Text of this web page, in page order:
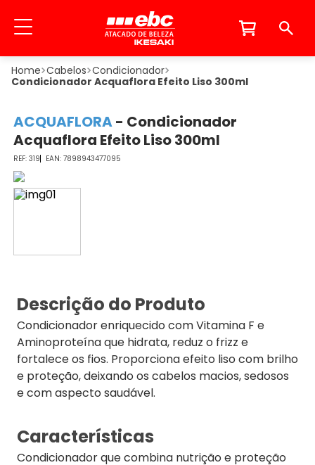
Cabelos Condicionador
Condicionador Acquaflora Efeito Liso 300ml
ACQUAFLORA- Condicionador
Acquaflora Efeito Liso 300ml
319 7898943477095
Descrição do Produto
Condicionador enriquecido com Vitamina F e
Aminoproteína que hidrata, reduz o frizz e
fortalece os fios. Proporciona efeito liso com brilho
e proteção, deixando os cabelos macios, sedosos
e com aspecto saudável.
Características
Condicionador que combina nutrição e proteção